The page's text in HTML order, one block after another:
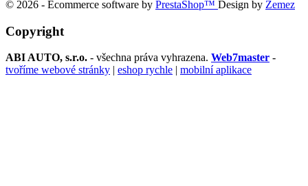
© 2026 - Ecommerce software by PrestaShop™ Design by Zemez
Copyright
ABI AUTO, s.r.o. - všechna práva vyhrazena. Web7master -
tvoříme webové stránky
eshop rychle mobilní aplikace